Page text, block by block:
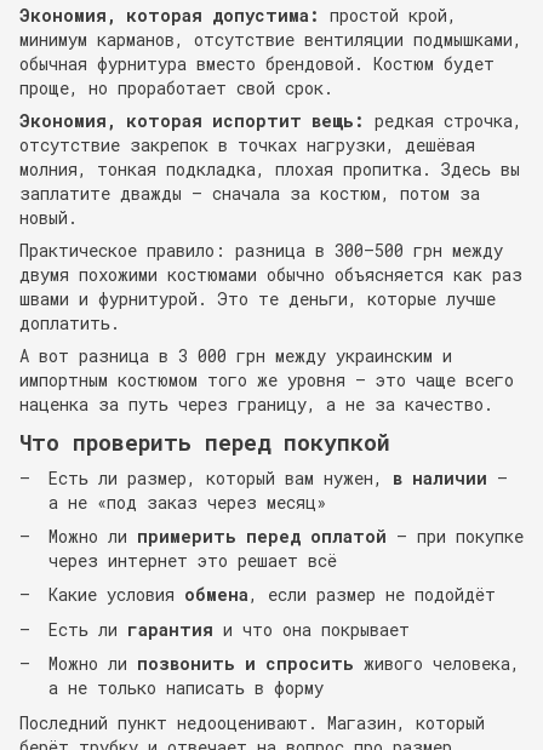
Экономия, которая допустима: простой крой,
минимум карманов, отсутствие вентиляции подмышками,
обычная фурнитура вместо брендовой. Костюм будет
проще, но проработает свой срок.
Экономия, которая испортит вещь: редкая строчка,
отсутствие закрепок в точках нагрузки, дешёвая
молния, тонкая подкладка, плохая пропитка. Здесь вы
заплатите дважды — сначала за костюм, потом за
новый.
Практическое правило: разница в 300–500 грн между
двумя похожими костюмами обычно объясняется как раз
швами и фурнитурой. Это те деньги, которые лучше
доплатить.
А вот разница в 3 000 грн между украинским и
импортным костюмом того же уровня — это чаще всего
наценка за путь через границу, а не за качество.
Что проверить перед покупкой
Есть ли размер, который вам нужен, в наличии —
а не «под заказ через месяц»
Можно ли примерить перед оплатой — при покупке
через интернет это решает всё
Какие условия обмена, если размер не подойдёт
Есть ли гарантия и что она покрывает
Можно ли позвонить и спросить живого человека,
а не только написать в форму
Последний пункт недооценивают. Магазин, который